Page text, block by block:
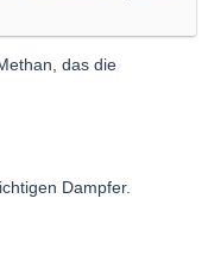
das die
Dampfer.